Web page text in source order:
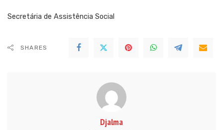
Secretária de Assistência Social
SHARES
Djalma